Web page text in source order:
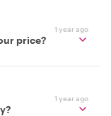
1 year ago
price?
1 year ago